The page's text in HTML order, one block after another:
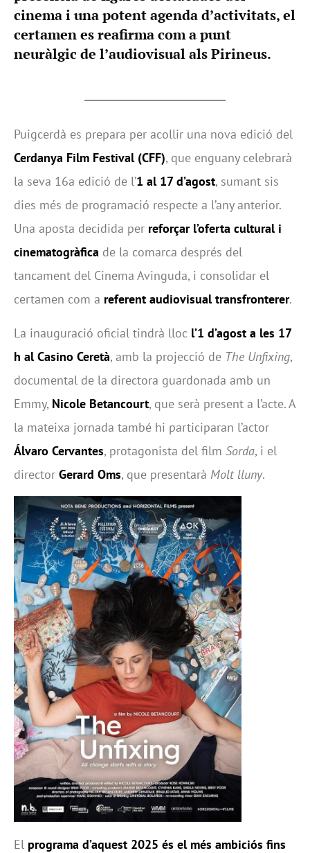
cinema i una potent agenda d’activitats, el
certamen es reafirma com a punt
neuràlgic de l’audiovisual als Pirineus.
Puigcerdà es prepara per acollir una nova edició del
Cerdanya Film Festival (CFF), que enguany celebrarà
la seva 16a edició de l’1 al 17 d’agost, sumant sis
dies més de programació respecte a l’any anterior.
Una aposta decidida per reforçar l’oferta cultural i
cinematogràfica de la comarca després del
tancament del Cinema Avinguda, i consolidar el
certamen com a referent audiovisual transfronterer.
La inauguració oficial tindrà lloc l’1 d’agost a les 17
h al Casino Ceretà, amb la projecció de The Unfixing,
documental de la directora guardonada amb un
Emmy, Nicole Betancourt, que serà present a l’acte. A
la mateixa jornada també hi participaran l’actor
Álvaro Cervantes, protagonista del film Sorda, i el
director Gerard Oms, que presentarà Molt lluny.
El programa d’aquest 2025 és el més ambiciós fins